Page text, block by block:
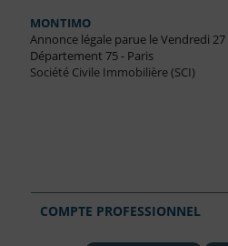
MONTIMO
Annonce légale parue le Vendredi
Département 75 - Paris
Société Civile Immobilière (SCI)
COMPTE PROFESSIONNEL